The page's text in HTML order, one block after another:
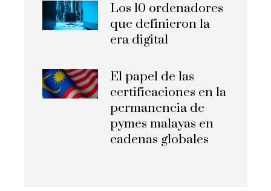
Los 10 ordenadores
que definieron la
era digital
El papel de las
certificaciones en la
permanencia de
pymes malayas en
cadenas globales